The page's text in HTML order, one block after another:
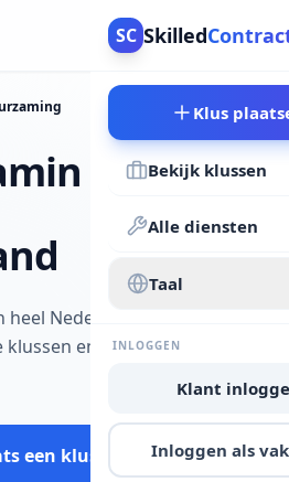
SC Skilled
Klus
Bekijk klussen
Alle diensten
Taal
INLOGGEN
Klant
Inloggen als
Nederland.
klussen en vraag
een klus